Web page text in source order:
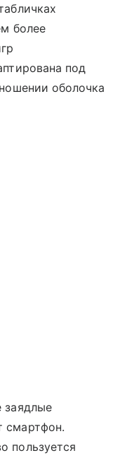
более
под
оболочка
заядлые
смартфон.
пользуется